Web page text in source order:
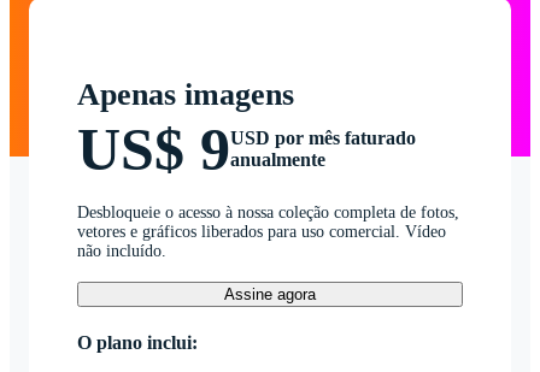
Apenas imagens
US$ 9USD por mês faturado
anualmente
Desbloqueie o acesso à nossa coleção completa de fotos,
vetores e gráficos liberados para uso comercial. Vídeo
não incluído.
Assine agora
O plano inclui: